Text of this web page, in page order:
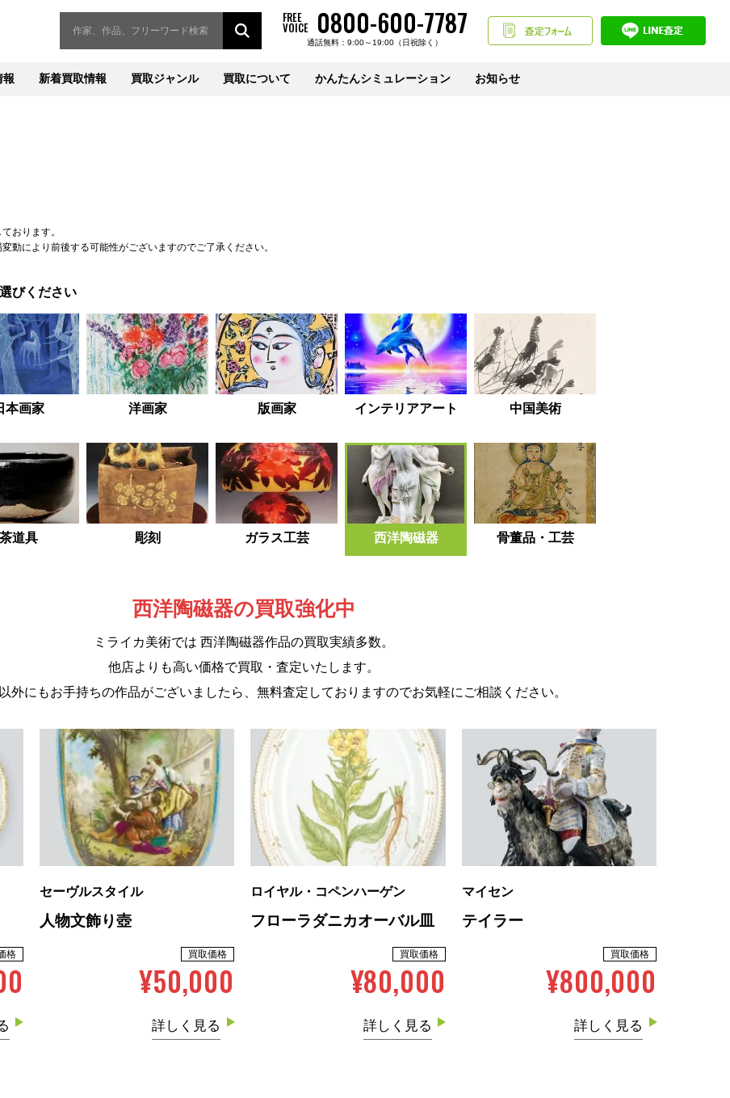
FREE
VOICE 0800-600-7787
通話無料：9:00～19:00（日祝除く）
報 新着買取情報 買取ジャンル 買取について かんたんシミュレーション お知らせ
おります。
動により前後する可能性がございますのでご了承ください。
びください
本画家 洋画家 版画家 インテリアアート 中国美術
茶道具 彫刻 ガラス工芸 西洋陶磁器 骨董品・工芸
西洋陶磁器の買取強化中
ミライカ美術では 西洋陶磁器作品の買取実績多数。
他店よりも高い価格で買取・査定いたします。
外にもお手持ちの作品がございましたら、無料査定しておりますのでお気軽にご相談ください。
格
セーヴルスタイル
人物文飾り壺
買取価格
¥50,000
詳しく見る
ロイヤル・コペンハーゲン
フローラダニカオーバル皿
買取価格
¥80,000
詳しく見る
マイセン
テイラー
買取価格
¥800,000
詳しく見る